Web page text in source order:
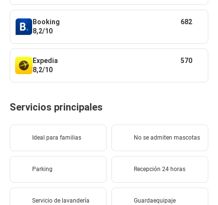
Booking
8,2/10
682
Expedia
8,2/10
570
Servicios principales
Ideal para familias No se admiten mascotas
Parking Recepción 24 horas
Servicio de lavandería Guardaequipaje